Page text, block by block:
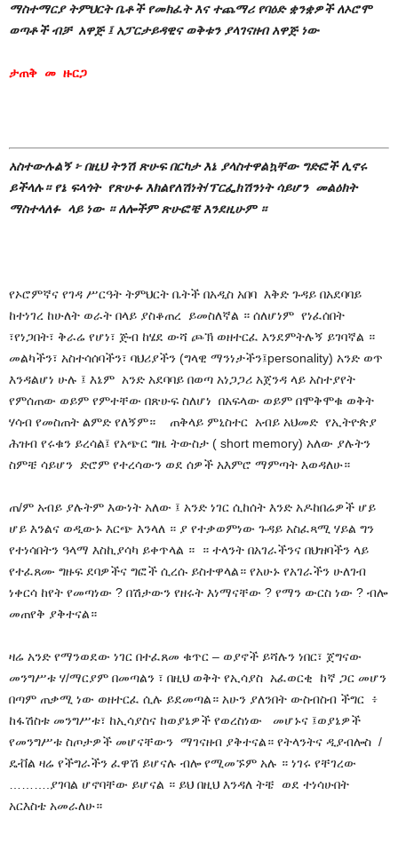
ማስተማርያ ትምህርት ቤቶች የመክፈት እና ተጨማሪ የባዕድ ቋንቋዎች ለኦሮሞ
ወጣቶች ብቻ አዋጅ ፤ አፓርታይዳዊና ወቅቱን ያላገናዘብ አዋጅ ነው
ታጠቅ መ ዙርጋ
አስተውሉልኝ ፦ በዚህ ትንሽ ጽሁፍ በርካታ እኔ ያላስተዋልኳቸው ግድፎች ሊኖሩ
ይችላሉ። የኔ ፍላጎት የጽሁፉ እክልየለሽነት/ፕርፌክሽንነት ሳይሆን መልዕክት
ማስተላለፉ ላይ ነው ። ለሎችም ጽሁፎቼ እንደዚሁም ።
የኦሮምኛና የገዳ ሥርዓት ትምህርት ቤትች በአዲስ አበባ እቅድ ጉዳይ በአደባባይ
ከተነገረ ከሁለት ወራት በላይ ያስቆጠረ ይመስለኛል ። ሰለሆነም የነፈሰበት
፣የነጋበት፣ ቅራሬ የሆነ፣ ጅብ ከሄደ ውሻ ጮኽ ወዘተርፈ እንደምትሉኝ ይገባኛል ።
መልካችን፣ አስተሳሰባችን፣ ባህሪያችን (ግላዊ ማንነታችን፤personality) አንድ ወጥ
እንዳልሆነ ሁሉ ፤ እኔም አንድ አደባባይ በወጣ አነጋጋሪ አጀንዳ ላይ አስተያየት
የምሰጠው ወይም የምተቸው በጽሁፍ ስለሆነ በአፍላው ወይም በሞቅሞቁ ወቅት
ሃሳብ የመስጠት ልምድ የለኝም። ጠቅላይ ምኒስተር አብይ አህመድ የኢትዮጵያ
ሕዝብ የሩቁን ይረሳል፤ የአጭር ግዜ ትውስታ ( short memory) አለው ያሉትን
ስምቼ ሳይሆን ድሮም የተረሳውን ወደ ሰዎች አእምሮ ማምጣት እወዳለሁ።
ጠ/ም አብይ ያሉትም እውነት አለው ፤ አንድ ነገር ሲከሰት እንድ አዶከበሬዎች ሆይ
ሆይ እንልና ወዲውኑ እርጭ እንላለ ። ያ የተቃወምነው ጉዳይ አስፈጻሚ ሃይል ግን
የተነሳበትን ዓላማ እስኪያሳካ ይቀጥላል ። ። ተላንት በአገራችንና በህዝባችን ላይ
የተፈጸሙ ግዙፍ ደባዎችና ግፎች ሲረሱ ይስተዋላል። የአሁኑ የአገራችን ሁለገብ
ነቀርሳ ከየት የመጣነው ? በሽታውን የዘሩት እነማናቸው ? የማን ውርስ ነው ? ብሎ
መጠየቅ ያቅተናል።
ዛሬ አንድ የማንወደው ነገር በተፈጸመ ቁጥር – ወያኖች ይሻሉን ነበር፣ ጀግናው
መንግሥቱ ሃ/ማርያም በመጣልን ፣ በዚህ ወቅት የኢሳያስ አፈወርቂ ከኛ ጋር መሆን
በጣም ጠቃሚ ነው ወዘተርፈ ሲሉ ይደመጣል። አሁን ያለንበት ውስብስብ ችግር ፥
ከፋሽስቱ መንግሥቱ፣ ከኢሳያስና ከወያኔዎች የወረስነው መሆኑና ፤ወያኔዎች
የመንግሥቱ ስጦታዎች መሆናቸውን ማገናዘብ ያቅተናል። የትላንትና ዲያብሎስ /
ዴቭል ዛሬ የችግራችን ፈዋሽ ይሆናሉ ብሎ የሚመኙም አሉ ። ነገሩ የቸገረው
……….ያገባል ሆኖባቸው ይሆናል ። ይህ በዚህ እንዳለ ትቼ ወደ ተነሳሁበት
አርእስቴ አመራለሁ።